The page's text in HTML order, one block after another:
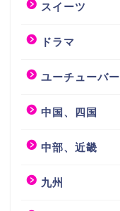
スイーツ
ドラマ
ユーチューバー
中国、四国
中部、近畿
九州